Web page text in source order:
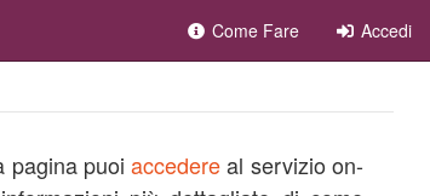
Come Fare Accedi
pagina puoi accedere